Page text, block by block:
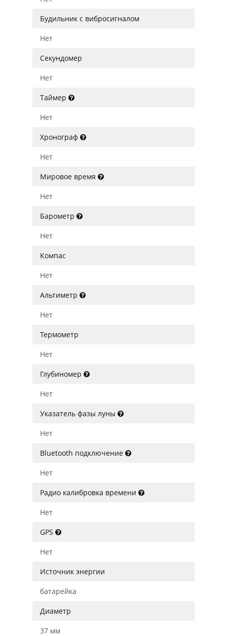
Будильник с вибросигналом
Нет
Секундомер
Нет
Таймер
Нет
Хронограф
Нет
Мировое время
Нет
Барометр
Нет
Компас
Нет
Альтиметр
Нет
Термометр
Нет
Глубиномер
Нет
Указатель фазы луны
Нет
Bluetooth подключение
Нет
Радио калибровка времени
Нет
GPS
Нет
Источник энергии
батарейка
Диаметр
37 мм